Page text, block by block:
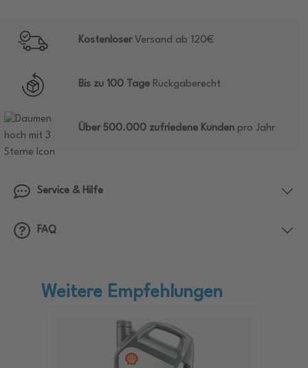
KostenloserVersand ab 120€
Bis zu 100 Tage Rückgaberecht
Über 500.000 zufriedene Kunden pro Jahr
Service & Hilfe
FAQ
Weitere Empfehlungen